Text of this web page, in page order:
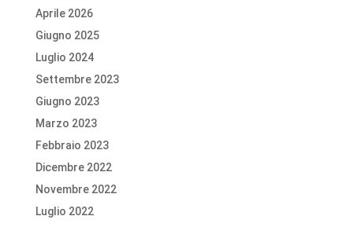
Aprile 2026
Giugno 2025
Luglio 2024
Settembre 2023
Giugno 2023
Marzo 2023
Febbraio 2023
Dicembre 2022
Novembre 2022
Luglio 2022